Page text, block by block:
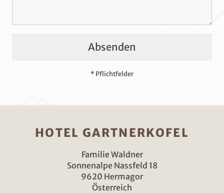
Absenden
* Pflichtfelder
HOTEL GARTNERKOFEL
Familie Waldner
Sonnenalpe Nassfeld 18
9620 Hermagor
Österreich